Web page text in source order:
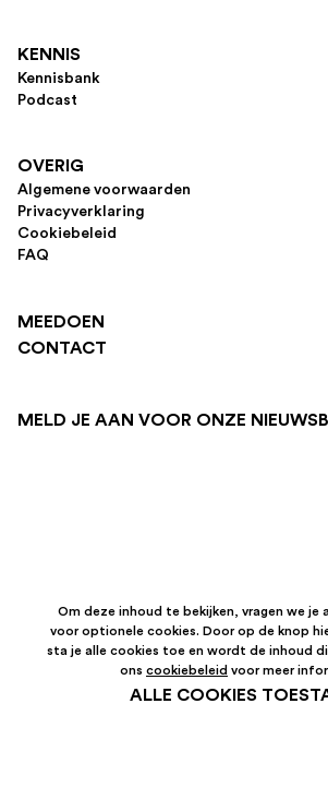
KENNIS
Kennisbank
Podcast
OVERIG
Algemene voorwaarden
Privacyverklaring
Cookiebeleid
FAQ
MEEDOEN
CONTACT
MELD JE AAN VOOR ONZE
Om deze inhoud te bekijken, vragen we je
voor optionele cookies. Door op de knop
sta je alle cookies toe en wordt de inhoud
ons cookiebeleid voor meer
ALLE COOKIES